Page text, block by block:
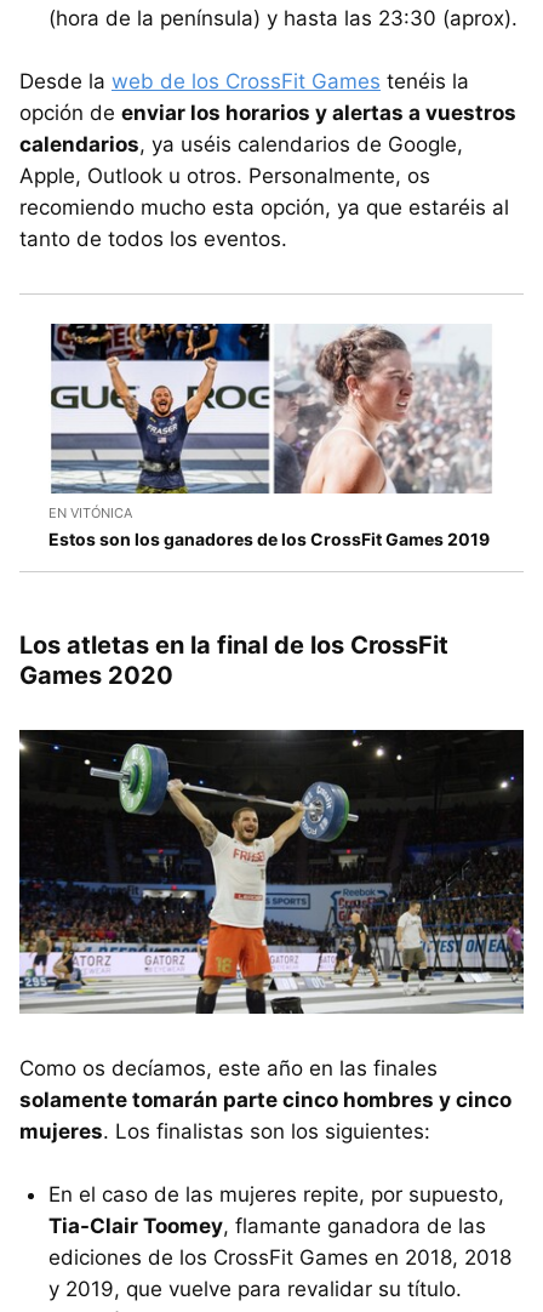
(hora de la península) y hasta las 23:30 (aprox).
Desde la web de los CrossFit Games tenéis la
opción de enviar los horarios y alertas a vuestros
calendarios, ya uséis calendarios de Google,
Apple, Outlook u otros. Personalmente, os
recomiendo mucho esta opción, ya que estaréis al
tanto de todos los eventos.
EN VITÓNICA
Estos son los ganadores de los CrossFit Games 2019
Los atletas en la final de los CrossFit
Games 2020
Como os decíamos, este año en las finales
solamente tomarán parte cinco hombres y cinco
mujeres. Los finalistas son los siguientes:
En el caso de las mujeres repite, por supuesto,
Tia-Clair Toomey, flamante ganadora de las
ediciones de los CrossFit Games en 2018, 2018
y 2019, que vuelve para revalidar su título.